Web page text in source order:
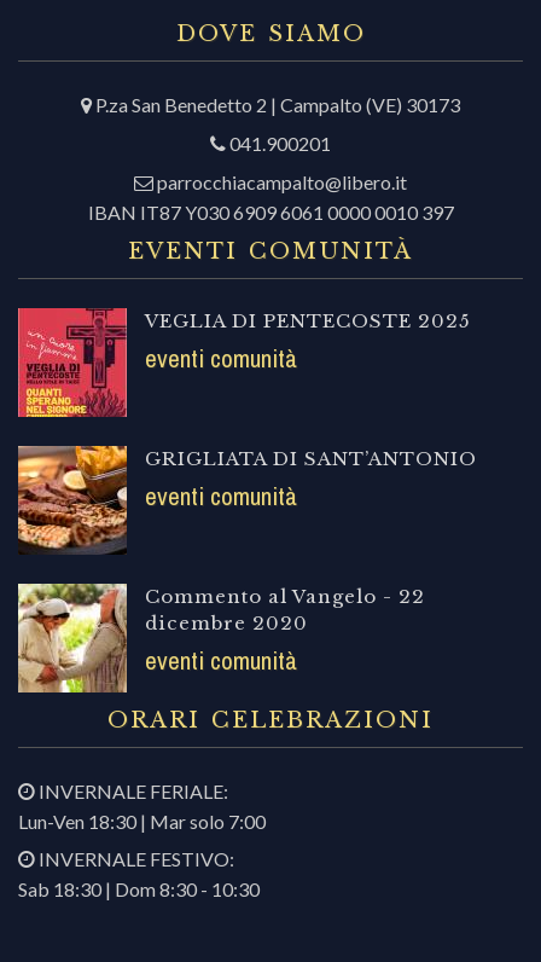
DOVE SIAMO
P.za San Benedetto 2 | Campalto (VE) 30173
041.900201
parrocchiacampalto@libero.it
IBAN IT87 Y030 6909 6061 0000 0010 397
EVENTI COMUNITÀ
VEGLIA DI PENTECOSTE 2025
eventi comunità
GRIGLIATA DI SANT’ANTONIO
eventi comunità
Commento al Vangelo - 22
dicembre 2020
eventi comunità
ORARI CELEBRAZIONI
INVERNALE FERIALE:
Lun-Ven 18:30 | Mar solo 7:00
INVERNALE FESTIVO:
Sab 18:30 | Dom 8:30 - 10:30